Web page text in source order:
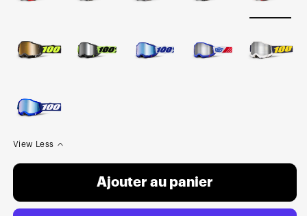
View Less
Ajouter au panier